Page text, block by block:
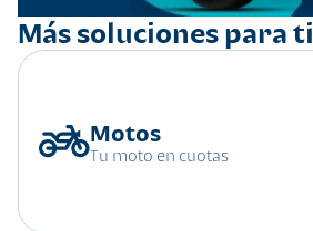
Más soluciones para ti
Tu moto en cuotas